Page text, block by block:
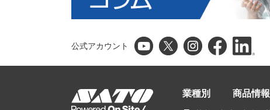
公式アカウント
業種別 商品情報